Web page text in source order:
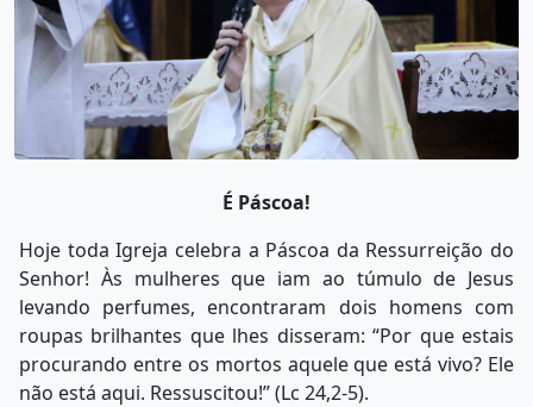
É Páscoa!
Hoje toda Igreja celebra a Páscoa da Ressurreição do
Senhor! Às mulheres que iam ao túmulo de Jesus
levando perfumes, encontraram dois homens com
roupas brilhantes que lhes disseram: “Por que estais
procurando entre os mortos aquele que está vivo? Ele
não está aqui. Ressuscitou!” (Lc 24,2-5).